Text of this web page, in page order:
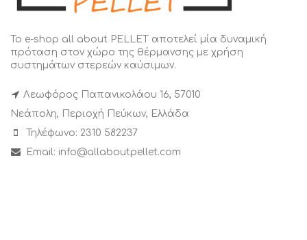
Το e-shop all about PELLET αποτελεί μία δυναμική
πρόταση στον χώρο της θέρμανσης με χρήση
συστημάτων στερεών καύσιμων.
Λεωφόρος Παπανικολάου 16, 57010
Νεάπολη, Περιοχή Πεύκων, Ελλάδα
Τηλέφωνο: 2310 582237
Email: info@allaboutpellet.com